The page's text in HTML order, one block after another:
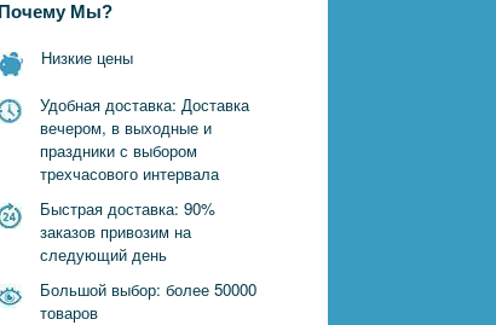
Почему Мы?
Низкие цены
Удобная доставка: Доставка
вечером, в выходные и
праздники с выбором
трехчасового интервала
Быстрая доставка: 90%
заказов привозим на
следующий день
Большой выбор: более 50000
товаров